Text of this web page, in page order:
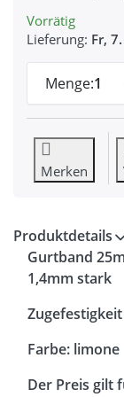
Vorrätig
Lieferung: Fr, 7.
Menge:1
Merken
Produktdetails
Gurtband
1,4mm stark
Farbe: limone
Der Preis gilt